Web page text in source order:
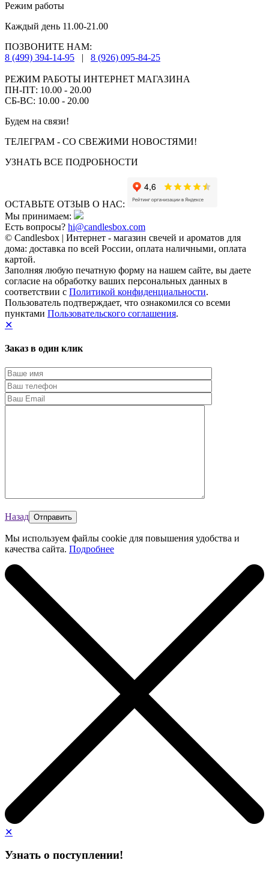
Режим работы
Каждый день 11.00-21.00
ПОЗВОНИТЕ НАМ:
8 (499) 394-14-95
| 8 (926) 095-84-25
РЕЖИМ РАБОТЫ ИНТЕРНЕТ МАГАЗИНА
ПН-ПТ: 10.00 - 20.00
СБ-ВС: 10.00 - 20.00
Будем на связи!
ТЕЛЕГРАМ - СО СВЕЖИМИ НОВОСТЯМИ!
УЗНАТЬ ВСЕ ПОДРОБНОСТИ
ОСТАВЬТЕ ОТЗЫВ О НАС:
Мы принимаем:
Есть вопросы? hi@candlesbox.com
© Candlesbox | Интернет - магазин свечей и ароматов для
дома: доставка по всей России, оплата наличными, оплата
картой.
Заполняя любую печатную форму на нашем сайте, вы даете
согласие на обработку ваших персональных данных в
соответствии с Политикой конфиденциальности.
Пользователь подтверждает, что ознакомился со всеми
пунктами Пользовательского соглашения.
✕
Заказ в один клик
Назад
Мы используем файлы cookie для повышения удобства и
качества сайта. Подробнее
✕
Узнать о поступлении!